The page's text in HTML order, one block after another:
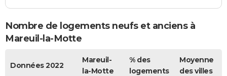
Nombre de logements neufs et anciens à
Mareuil-la-Motte
Données 2022
Mareuil-
la-Motte
% des
logements
Moyenne
des villes